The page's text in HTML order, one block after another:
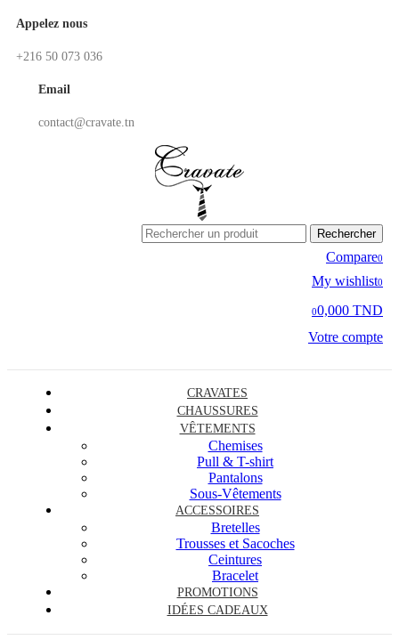
Appelez nous
+216 50 073 036
Email
contact@cravate.tn
Rechercher
Compare0
My wishlist0
00,000 TND
Votre compte
CRAVATES
CHAUSSURES
VÊTEMENTS
Chemises
Pull & T-shirt
Pantalons
Sous-Vêtements
ACCESSOIRES
Bretelles
Trousses et Sacoches
Ceintures
Bracelet
PROMOTIONS
IDÉES CADEAUX